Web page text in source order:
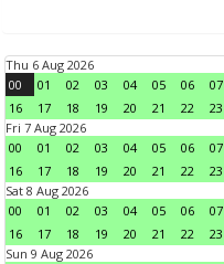
Thu 6 Aug 2026
00
01 02 03 04 05 06 07
16
17 18 19 20 21 22
23
Fri 7 Aug 2026
00
01 02 03 04 05 06 07
16
17 18 19 20 21 22
23
Sat 8 Aug 2026
00
01 02 03 04 05 06 07
16
17 18 19 20 21 22
23
Sun 9 Aug 2026